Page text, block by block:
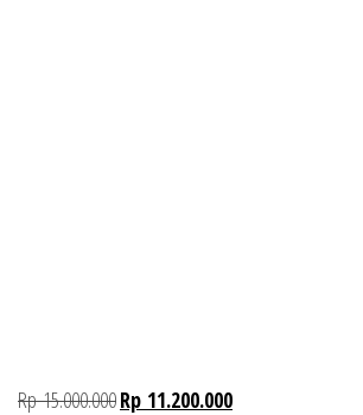
Rp15.000.000Rp 11.200.000